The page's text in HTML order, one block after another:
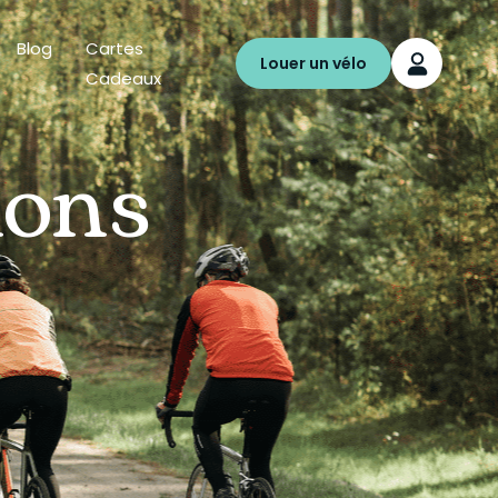
Blog
Cartes
Cadeaux
Louer un vélo